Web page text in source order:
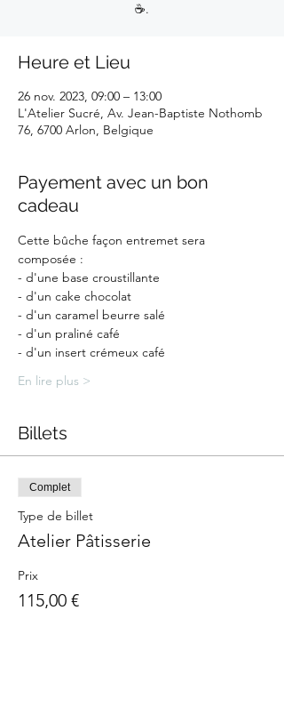
☕.
Heure et Lieu
26 nov. 2023, 09:00 – 13:00
L'Atelier Sucré, Av. Jean-Baptiste Nothomb
76, 6700 Arlon, Belgique
Payement avec un bon
cadeau
Cette bûche façon entremet sera
composée :
- d'une base croustillante
- d'un cake chocolat
- d'un caramel beurre salé
- d'un praliné café
- d'un insert crémeux café
En lire plus >
Billets
Complet
Type de billet
Atelier Pâtisserie
Prix
115,00 €